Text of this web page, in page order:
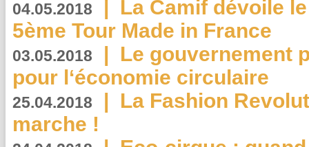
04.05.2018 | La Camif dévoile
5ème Tour Made in France
03.05.2018 | Le gouvernement
pour l‘économie circulaire
25.04.2018 | La Fashion
marche !